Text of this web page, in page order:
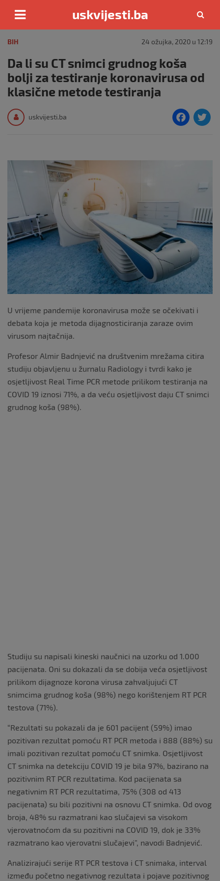
content
uskvijesti.ba
BIH 24 ožujka, 2020 u 12:19
Da li su CT snimci grudnog koša
bolji za testiranje koronavirusa od
klasične metode testiranja
uskvijesti.ba
F
o
k
U vrijeme pandemije koronavirusa može se očekivati i
debata koja je metoda dijagnosticiranja zaraze ovim
virusom najtačnija.
Profesor Almir Badnjević na društvenim mrežama citira
studiju objavljenu u žurnalu Radiology i tvrdi kako je
osjetljivost Real Time PCR metode prilikom testiranja na
COVID 19 iznosi 71%, a da veću osjetljivost daju CT snimci
grudnog koša (98%).
Studiju su napisali kineski naučnici na uzorku od 1.000
pacijenata. Oni su dokazali da se dobija veća osjetljivost
prilikom dijagnoze korona virusa zahvaljujući CT
snimcima grudnog koša (98%) nego korištenjem RT PCR
testova (71%).
“Rezultati su pokazali da je 601 pacijent (59%) imao
pozitivan rezultat pomoću RT PCR metoda i 888 (88%) su
imali pozitivan rezultat pomoću CT snimka. Osjetljivost
CT snimka na detekciju COVID 19 je bila 97%, bazirano na
pozitivnim RT PCR rezultatima. Kod pacijenata sa
negativnim RT PCR rezultatima, 75% (308 od 413
pacijenata) su bili pozitivni na osnovu CT snimka. Od ovog
broja, 48% su razmatrani kao slučajevi sa visokom
vjerovatnoćom da su pozitivni na COVID 19, dok je 33%
razmatrano kao vjerovatni slučajevi”, navodi Badnjević.
Analizirajući serije RT PCR testova i CT snimaka, interval
između početno negativnog rezultata i pojave pozitivnog